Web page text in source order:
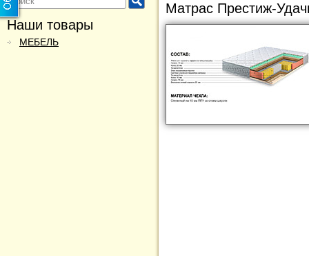
Наши товары
МЕБЕЛЬ
Матрас Престиж-